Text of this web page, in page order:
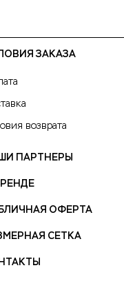
ЗАКАЗА
возврата
ПАРТНЕРЫ
ОФЕРТА
СЕТКА